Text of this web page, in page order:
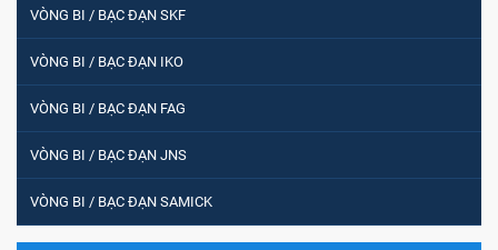
VÒNG BI / BẠC ĐẠN SKF
VÒNG BI / BẠC ĐẠN IKO
VÒNG BI / BẠC ĐẠN FAG
VÒNG BI / BẠC ĐẠN JNS
VÒNG BI / BẠC ĐẠN SAMICK